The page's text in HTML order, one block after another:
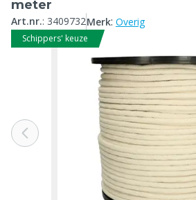
meter
Art.nr.: 3409732Merk: Overig
Schippers' keuze